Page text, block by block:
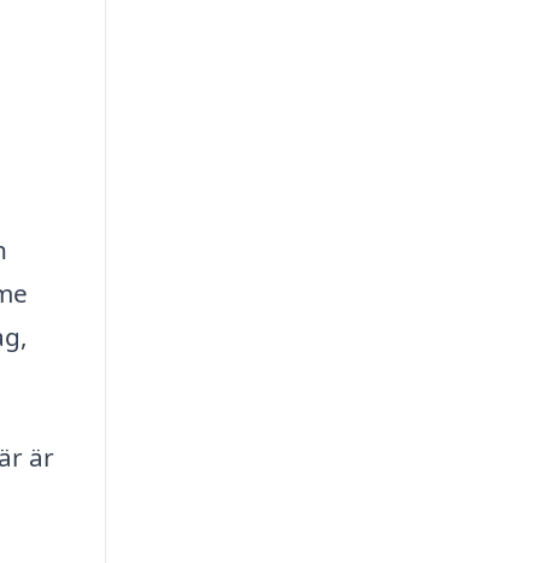
är